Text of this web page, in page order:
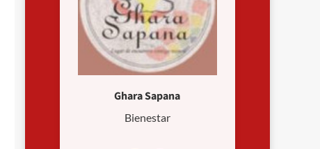
Ghara Sapana
Bienestar